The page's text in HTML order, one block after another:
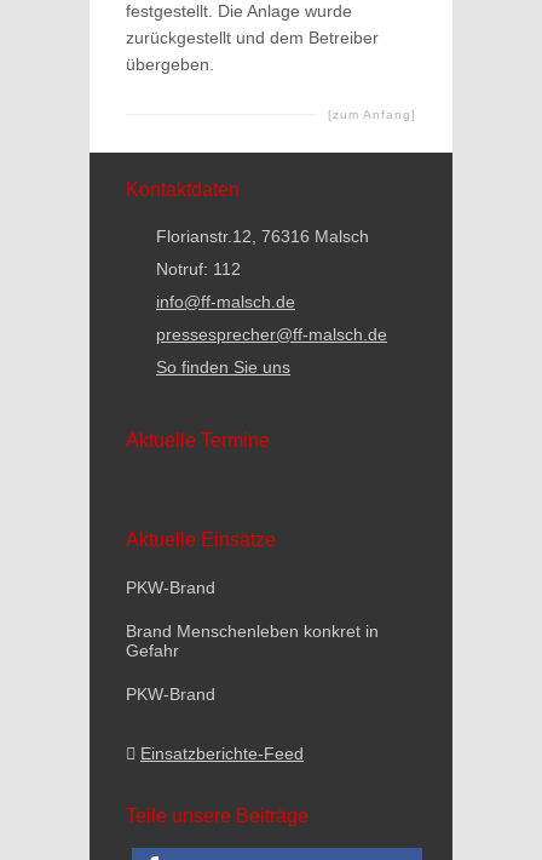
festgestellt. Die Anlage wurde
zurückgestellt und dem Betreiber
übergeben.
[zum Anfang]
Kontaktdaten
Florianstr.12, 76316 Malsch
Notruf: 112
info@ff-malsch.de
pressesprecher@ff-malsch.de
So finden Sie uns
Aktuelle Termine
Aktuelle Einsätze
PKW-Brand
Brand Menschenleben konkret in
Gefahr
PKW-Brand
Einsatzberichte-Feed
Teile unsere Beiträge